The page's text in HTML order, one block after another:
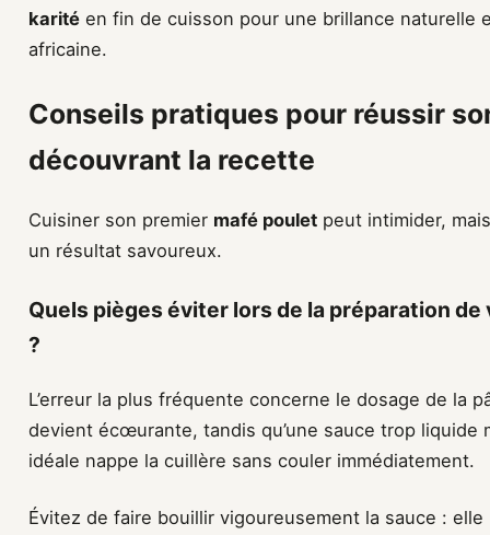
karité en fin de cuisson pour une brillance naturelle
africaine.
Conseils pratiques pour réussir
découvrant la recette
Cuisiner son premier mafé poulet peut intimider,
un résultat savoureux.
Quels pièges éviter lors de la préparation
?
L’erreur la plus fréquente concerne le dosage de la
devient écœurante, tandis qu’une sauce trop liquide
idéale nappe la cuillère sans couler immédiatement.
Évitez de faire bouillir vigoureusement la sauce :